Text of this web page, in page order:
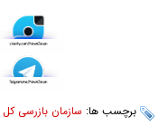
برچسب ها: سازمان بازرسی